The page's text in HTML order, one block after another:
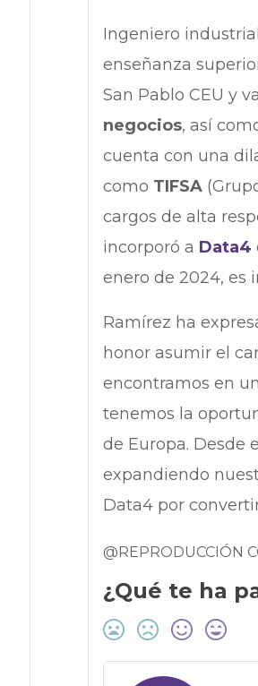
Ingeniero
enseñanza
San Pablo CEU y
negocios, así
cuenta con una
como TIFSA
cargos de alta
incorporó a Data4
enero de 2024, es
Ramírez ha
honor asumir el
encontramos en un
tenemos la
de Europa. Desde
expandiendo
Data4 por
@REPRODUCCIÓN
¿Qué te ha